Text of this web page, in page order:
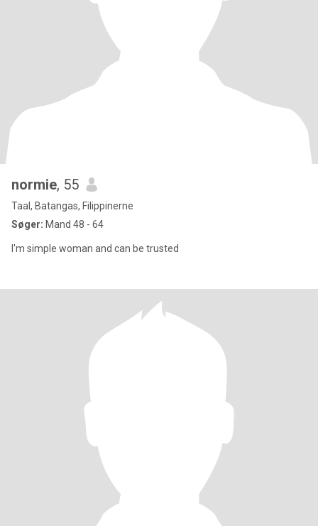
normie, 55
Taal, Batangas, Filippinerne
Søger: Mand 48 - 64
I'm simple woman and can be trusted